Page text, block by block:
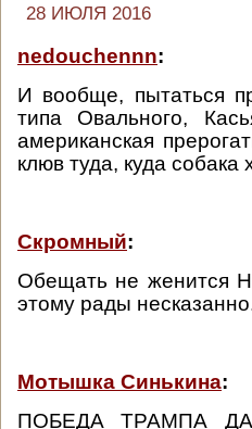
28 ИЮЛЯ 2016
nedouchennn:
И вообще, пытаться
типа Овального,
американская
клюв туда, куда собака
Скромный:
Обещать не женится
этому рады
Мотышка Синькина:
ПОБЕДА ТРАМПА